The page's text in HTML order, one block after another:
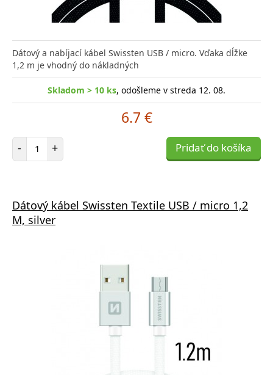
Dátový a nabíjací kábel Swissten USB / micro. Vďaka dĺžke
1,2 m je vhodný do nákladných
Skladom > 10 ks, odošleme v streda 12. 08.
6.7 €
- Počet položiek
+ Pridať do košíka
Dátový kábel Swissten Textile USB / micro 1,2
M, silver